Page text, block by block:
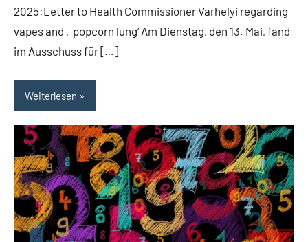
2025:Letter to Health Commissioner Varhelyi regarding
vapes and ‚popcorn lung‘ Am Dienstag, den 13. Mai, fand
im Ausschuss für […]
Weiterlesen